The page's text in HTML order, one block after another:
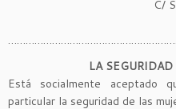
C/
LA
Está socialmente aceptado
particular la seguridad de las